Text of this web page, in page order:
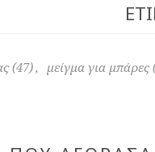
(47), μείγμα για μπάρες